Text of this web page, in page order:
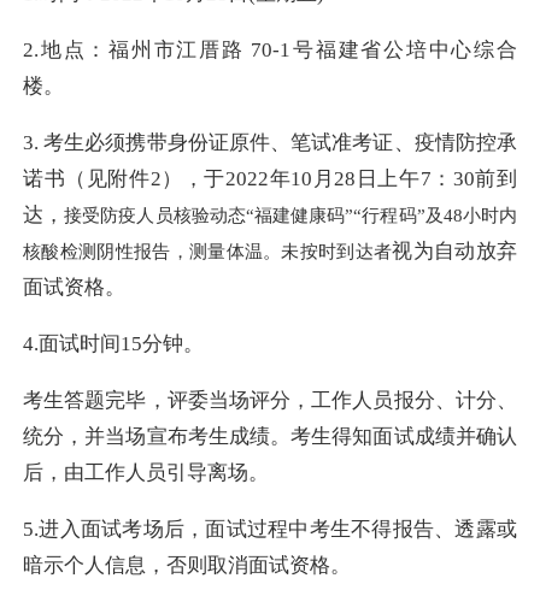
2.地点：福州市江厝路 70-1号福建省公培中心综合
楼。
3. 考生必须携带身份证原件、笔试准考证、疫情防控承
诺书（见附件2），于2022年10月28日上午7：30前到
达，接受防疫人员核验动态“福建健康码”“行程码”及48小时内
核酸检测阴性报告，测量体温。未按时到达者视为自动放弃
面试资格。
4.面试时间15分钟。
考生答题完毕，评委当场评分，工作人员报分、计分、
统分，并当场宣布考生成绩。考生得知面试成绩并确认
后，由工作人员引导离场。
5.进入面试考场后，面试过程中考生不得报告、透露或
暗示个人信息，否则取消面试资格。